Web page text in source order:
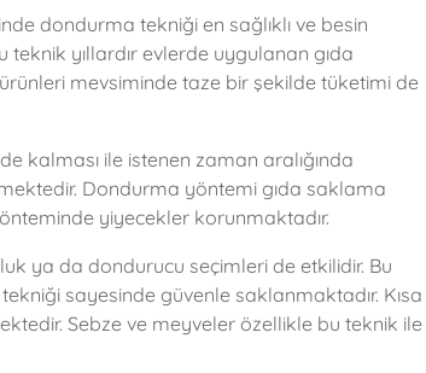
dondurma tekniği en sağlıklı ve besin
yıllardır evlerde uygulanan gıda
mevsiminde taze bir şekilde tüketimi de
kalması ile istenen zaman aralığında
Dondurma yöntemi gıda saklama
yiyecekler korunmaktadır.
ya da dondurucu seçimleri de etkilidir. Bu
sayesinde güvenle saklanmaktadır. Kısa
Sebze ve meyveler özellikle bu teknik ile